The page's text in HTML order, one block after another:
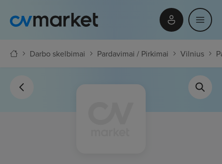
Darbo skelbimai Pardavimai / Pirkimai Vilnius